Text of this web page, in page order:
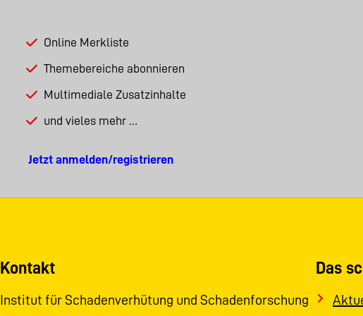
Online Merkliste
Themebereiche abonnieren
Multimediale Zusatzinhalte
und vieles mehr …
Jetzt anmelden/registrieren
Kontakt
Institut für Schadenverhütung und Schadenforschung
Das